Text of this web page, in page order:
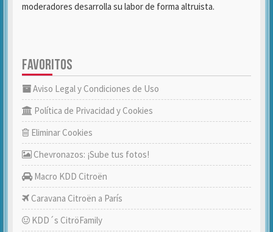
moderadores desarrolla su labor de forma altruista.
FAVORITOS
Aviso Legal y Condiciones de Uso
Política de Privacidad y Cookies
Eliminar Cookies
Chevronazos: ¡Sube tus fotos!
Macro KDD Citroën
Caravana Citroën a París
KDD´s CitröFamily